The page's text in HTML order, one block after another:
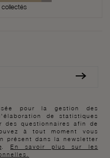
pour la gestion des
de statistiques
des questionnaires afin de
à tout moment vous
présent dans la newsletter
.En savoir plus sur les